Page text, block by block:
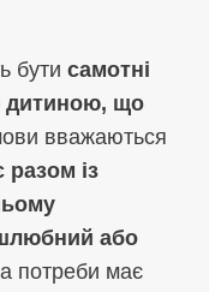
бути самотні
дитиною, що
вважаються
із
шлюбний або
потреби має